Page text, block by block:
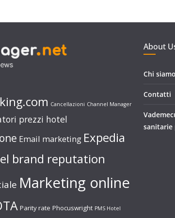
Cancellazioni Channel Manager
prezzi hotel
Email marketing Expedia
brand reputation
Marketing online
Parity rate Phocuswright PMS Hotel
About
Chi siamo
Contatti
sanitarie